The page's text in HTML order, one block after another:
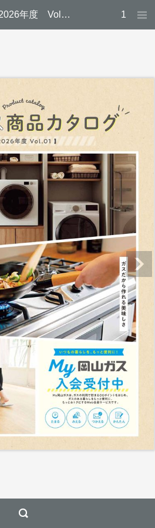
岡山ガス商品カタログ 2026年度 Vol.1【2026年4月1日〜2026年9月30日】 1